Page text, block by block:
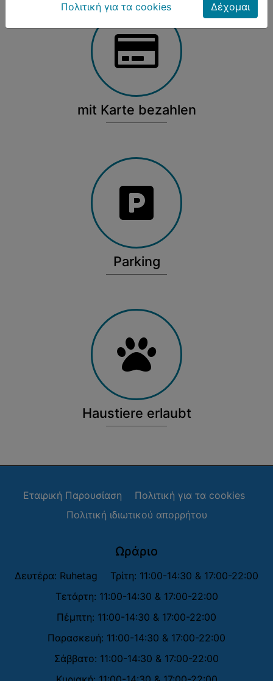
mit Karte bezahlen
Parking
Haustiere erlaubt
Εταιρική Παρουσίαση
Πολιτική για τα cookies
Πολιτική ιδιωτικού απορρήτου
Ωράριο
Δευτέρα: Ruhetag
Τρίτη: 11:00-14:30 & 17:00-22:00
Τετάρτη: 11:00-14:30 & 17:00-22:00
Πέμπτη: 11:00-14:30 & 17:00-22:00
Παρασκευή: 11:00-14:30 & 17:00-22:00
Σάββατο: 11:00-14:30 & 17:00-22:00
Πολιτική για τα cookies Δέχομαι